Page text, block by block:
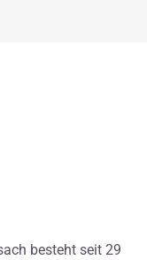
besteht seit 29